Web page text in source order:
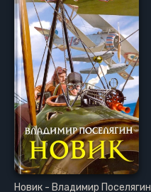
Новик - Владимир Поселягин